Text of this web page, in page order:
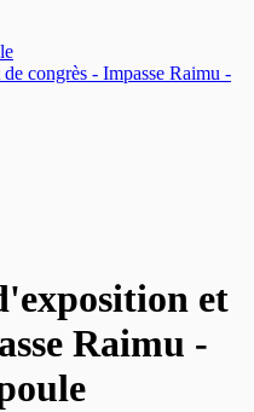
congrès - Impasse Raimu -
et
Raimu -